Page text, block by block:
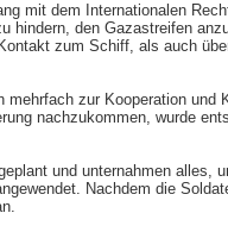
mit dem Internationalen
hindern, den Gazastreifen
zum Schiff, als auch
mehrfach zur Kooperation und
nachzukommen, wurde
und unternahmen alles,
Nachdem die